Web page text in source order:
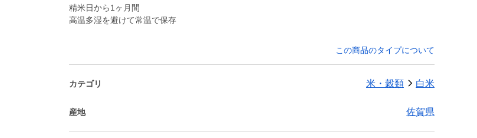
精米日から1ヶ月間
この商品のタイプについて
カテゴリ 米・穀類 白米
産地 佐賀県